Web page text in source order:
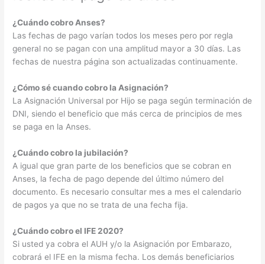
¿Cuándo cobro Anses?
Las fechas de pago varían todos los meses pero por regla
general no se pagan con una amplitud mayor a 30 días. Las
fechas de nuestra página son actualizadas continuamente.
¿Cómo sé cuando cobro la Asignación?
La Asignación Universal por Hijo se paga según terminación de
DNI, siendo el beneficio que más cerca de principios de mes
se paga en la Anses.
¿Cuándo cobro la jubilación?
A igual que gran parte de los beneficios que se cobran en
Anses, la fecha de pago depende del último número del
documento. Es necesario consultar mes a mes el calendario
de pagos ya que no se trata de una fecha fija.
¿Cuándo cobro el IFE 2020?
Si usted ya cobra el AUH y/o la Asignación por Embarazo,
cobrará el IFE en la misma fecha. Los demás beneficiarios